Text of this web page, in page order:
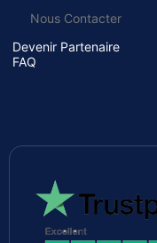
Nous Contacter
Devenir Partenaire
FAQ